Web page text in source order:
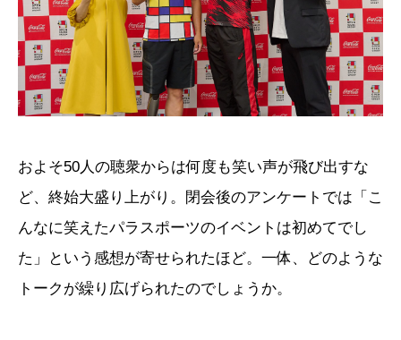
およそ50人の聴衆からは何度も笑い声が飛び出すな
ど、終始大盛り上がり。閉会後のアンケートでは「こ
んなに笑えたパラスポーツのイベントは初めてでし
た」という感想が寄せられたほど。一体、どのような
トークが繰り広げられたのでしょうか。